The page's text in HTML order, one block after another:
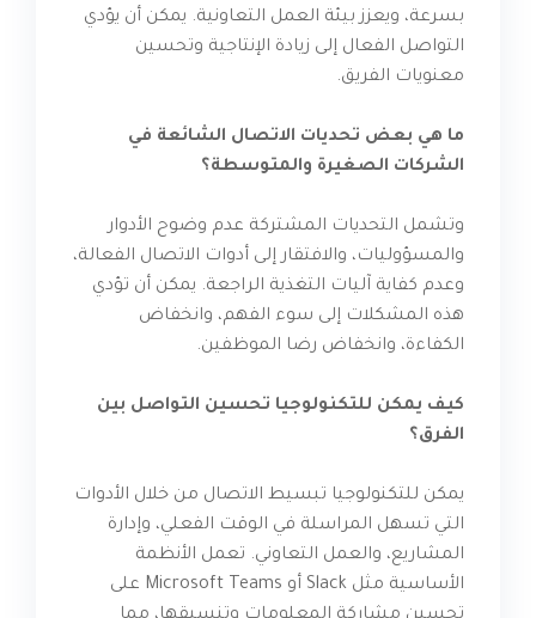
بسرعة، ويعزز بيئة العمل التعاونية. يمكن أن يؤدي
التواصل الفعال إلى زيادة الإنتاجية وتحسين
معنويات الفريق.
ما هي بعض تحديات الاتصال الشائعة في
الشركات الصغيرة والمتوسطة؟
وتشمل التحديات المشتركة عدم وضوح الأدوار
والمسؤوليات، والافتقار إلى أدوات الاتصال الفعالة،
وعدم كفاية آليات التغذية الراجعة. يمكن أن تؤدي
هذه المشكلات إلى سوء الفهم، وانخفاض
الكفاءة، وانخفاض رضا الموظفين.
كيف يمكن للتكنولوجيا تحسين التواصل بين
الفرق؟
يمكن للتكنولوجيا تبسيط الاتصال من خلال الأدوات
التي تسهل المراسلة في الوقت الفعلي، وإدارة
المشاريع، والعمل التعاوني. تعمل الأنظمة
الأساسية مثل Slack أو Microsoft Teams على